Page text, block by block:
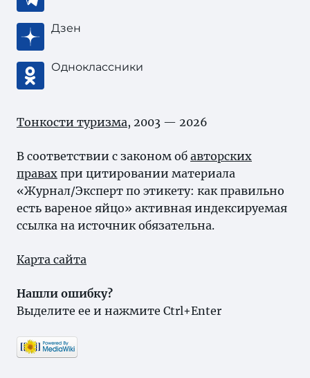
Дзен
Одноклассники
Тонкости туризма, 2003 — 2026
В соответствии с законом об авторских
правах при цитировании материала
«Журнал/Эксперт по этикету: как правильно
есть вареное яйцо» активная индексируемая
ссылка на источник обязательна.
Карта сайта
Нашли ошибку?
Выделите ее и нажмите Ctrl+Enter